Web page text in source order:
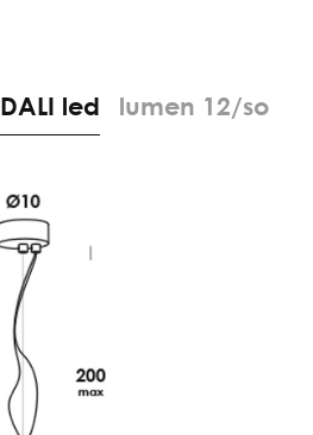
DALI led lumen 12/so